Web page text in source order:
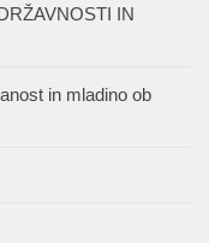
IN
in mladino ob